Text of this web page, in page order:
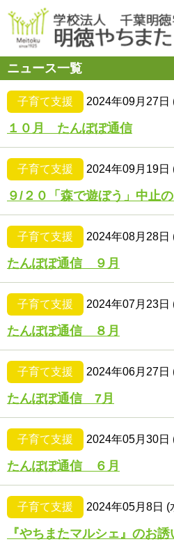
ニュース一覧
子育て支援 2024年09月27日
１０月 たんぽぽ通信
子育て支援 2024年09月19日
９/２０「森で遊ぼう」中止
子育て支援 2024年08月28日
たんぽぽ通信 ９月
子育て支援 2024年07月23日
たんぽぽ通信 ８月
子育て支援 2024年06月27日
たんぽぽ通信 7月
子育て支援 2024年05月30日
たんぽぽ通信 ６月
子育て支援 2024年05月8日 (
『やちまたマルシェ』のお誘